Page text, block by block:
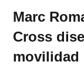
Marc
Cross
movilidad